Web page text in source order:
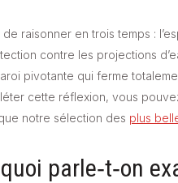
raisonner en trois temps :
contre les projections
pivotante qui ferme
cette réflexion, vous
notre sélection des plus
parle‑t‑on